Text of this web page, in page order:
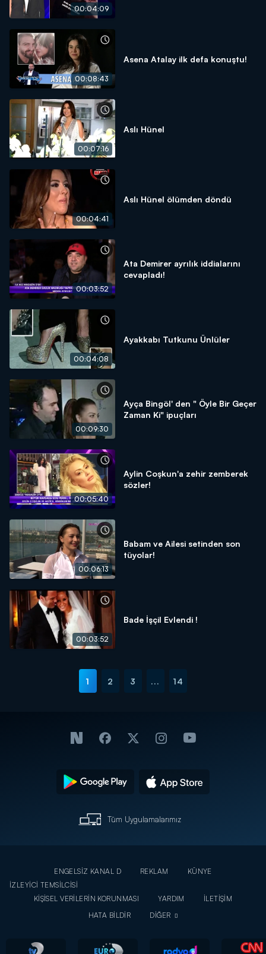
00:04:09
00:08:43
Asena Atalay ilk defa konuştu!
00:07:16
Aslı Hünel
00:04:41
Aslı Hünel ölümden döndü
00:03:52
Ata Demirer ayrılık iddialarını
cevapladı!
00:04:08
Ayakkabı Tutkunu Ünlüler
00:09:30
Ayça Bingöl' den " Öyle Bir Geçer
Zaman Ki" ipuçları
00:05:40
Aylin Coşkun'a zehir zemberek
sözler!
00:06:13
Babam ve Ailesi setinden son
tüyolar!
00:03:52
Bade İşçil Evlendi !
1 2 3 ... 14
Tüm Uygulamalarımız
ENGELSİZ KANAL D REKLAM
KÜNYE
İZLEYİCİ TEMSİLCİSİ
KİŞİSEL VERİLERİN KORUNMASI
YARDIM
İLETİŞİM
HATA BİLDİR
DİĞER